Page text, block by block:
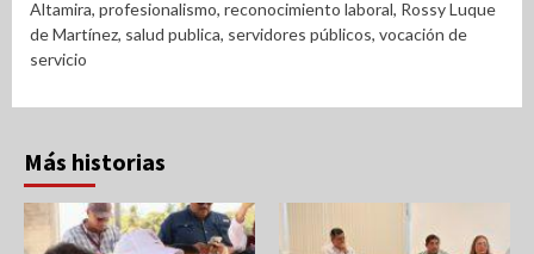
Altamira, profesionalismo, reconocimiento laboral, Rossy Luque
de Martínez, salud publica, servidores públicos, vocación de
servicio
Más historias